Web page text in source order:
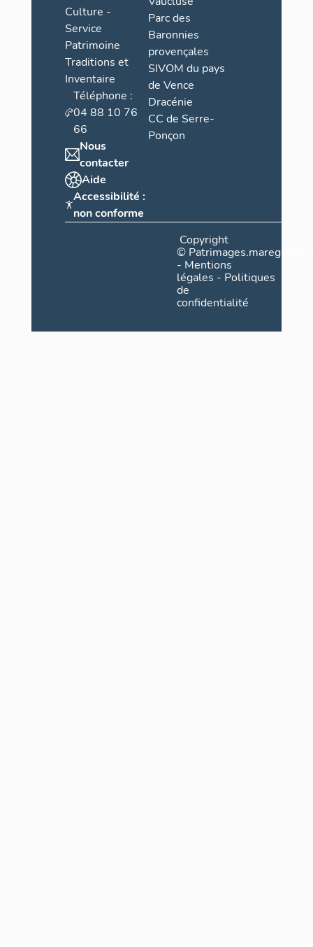
Culture -
Service
Patrimoine
Traditions et
Inventaire
Téléphone :
04 88 10 76
66
Nous
contacter
Aide
Accessibilité :
non conforme
Parc des
Baronnies
provençales
SIVOM du pays
de Vence
Dracénie
CC de Serre-
Ponçon
Copyright
©
- Mentions
légales - Politiques
de
confidentialité